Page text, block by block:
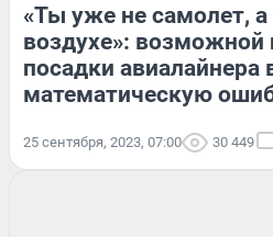
«Ты уже не самолет, а
воздухе»: возможной
посадки авиалайнера
математическую
25 сентября, 2023, 07:00 30 449